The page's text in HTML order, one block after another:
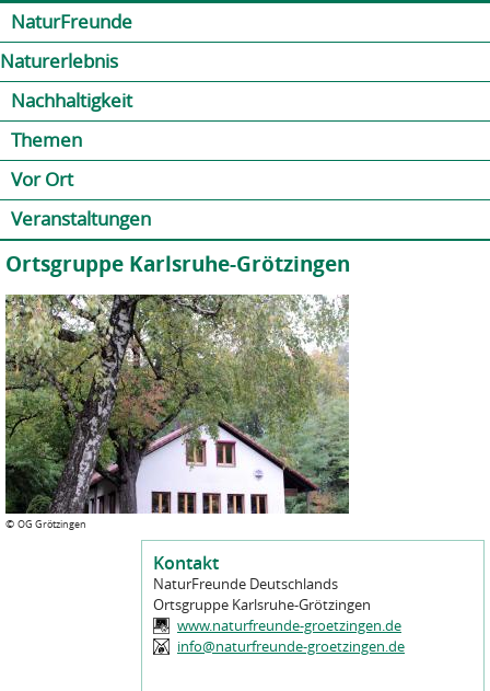
NaturFreunde
Naturerlebnis
Nachhaltigkeit
Themen
Vor Ort
Veranstaltungen
Ortsgruppe Karlsruhe-Grötzingen
© OG Grötzingen
Kontakt
NaturFreunde Deutschlands
Ortsgruppe Karlsruhe-Grötzingen
www.naturfreunde-groetzingen.de
info@naturfreunde-groetzingen.de